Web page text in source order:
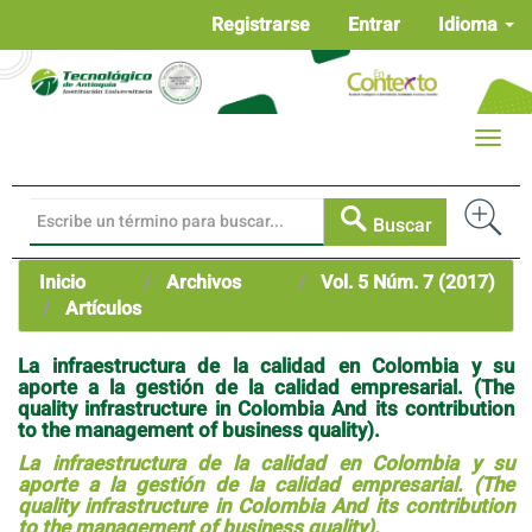
Contenido
principal
Idioma
Registrarse Entrar
Buscar
Toggle
Inicio Archivos
Vol. 5 Núm. 7 (2017)
Artículos
La infraestructura de la calidad en Colombia y su
aporte a la gestión de la calidad empresarial. (The
quality infrastructure in Colombia And its contribution
to the management of business quality).
La infraestructura de la calidad en Colombia y su
aporte a la gestión de la calidad empresarial. (The
quality infrastructure in Colombia And its contribution